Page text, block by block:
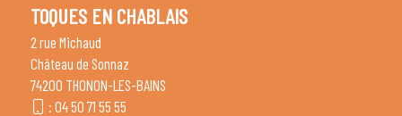
TOQUES EN CHABLAIS
2 rue Michaud
Château de Sonnaz
74200 THONON-LES-BAINS
: 04 50 71 55 55